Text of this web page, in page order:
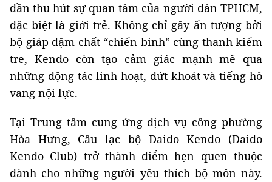
dần thu hút sự quan tâm của người dân TPHCM,
đặc biệt là giới trẻ. Không chỉ gây ấn tượng bởi
bộ giáp đậm chất “chiến binh” cùng thanh kiếm
tre, Kendo còn tạo cảm giác mạnh mẽ qua
những động tác linh hoạt, dứt khoát và tiếng hô
vang nội lực.
Tại Trung tâm cung ứng dịch vụ công phường
Hòa Hưng, Câu lạc bộ Daido Kendo (Daido
Kendo Club) trở thành điểm hẹn quen thuộc
dành cho những người yêu thích bộ môn này.